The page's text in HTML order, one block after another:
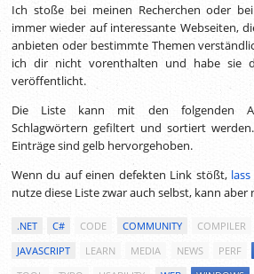
Ich stoße bei meinen Recherchen oder
immer wieder auf interessante Webseiten,
anbieten oder bestimmte Themen
ich dir nicht vorenthalten und habe sie
veröffentlicht.
Die Liste kann mit den folgenden
Schlagwörtern gefiltert und sortiert
Einträge sind gelb hervorgehoben.
Wenn du auf einen defekten Link stößt,
nutze diese Liste zwar auch selbst, kann
.NET C# CODE COMMUNITY COMPILER
JAVASCRIPT
LEARN MEDIA NEWS PERF